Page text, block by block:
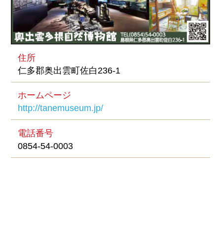
住所
仁多郡奥出雲町佐白236-1
ホームページ
http://tanemuseum.jp/
電話番号
0854-54-0003